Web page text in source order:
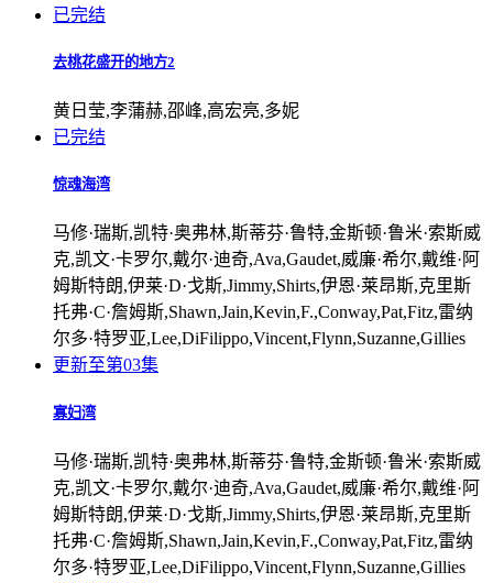
已完结
去桃花盛开的地方2
黄日莹,李蒲赫,邵峰,高宏亮,多妮
已完结
惊魂海湾
马修·瑞斯,凯特·奥弗林,斯蒂芬·鲁特,金斯顿·鲁米·索斯威
克,凯文·卡罗尔,戴尔·迪奇,Ava,Gaudet,威廉·希尔,戴维·阿
姆斯特朗,伊莱·D·戈斯,Jimmy,Shirts,伊恩·莱昂斯,克里斯
托弗·C·詹姆斯,Shawn,Jain,Kevin,F.,Conway,Pat,Fitz,雷纳
尔多·特罗亚,Lee,DiFilippo,Vincent,Flynn,Suzanne,Gillies
更新至第03集
寡妇湾
马修·瑞斯,凯特·奥弗林,斯蒂芬·鲁特,金斯顿·鲁米·索斯威
克,凯文·卡罗尔,戴尔·迪奇,Ava,Gaudet,威廉·希尔,戴维·阿
姆斯特朗,伊莱·D·戈斯,Jimmy,Shirts,伊恩·莱昂斯,克里斯
托弗·C·詹姆斯,Shawn,Jain,Kevin,F.,Conway,Pat,Fitz,雷纳
尔多·特罗亚,Lee,DiFilippo,Vincent,Flynn,Suzanne,Gillies